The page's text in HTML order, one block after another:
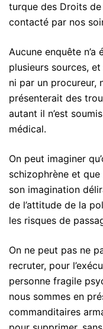
turque des Droits de
contacté par nos
Aucune enquête
plusieurs sources,
ni par un procureur,
présenterait des
autant il n’est
médical.
On peut imaginer
schizophrène et
son imagination
de l’attitude de la
les risques de
On ne peut pas ne
recruter, pour
personne fragile
nous sommes en
commanditaires